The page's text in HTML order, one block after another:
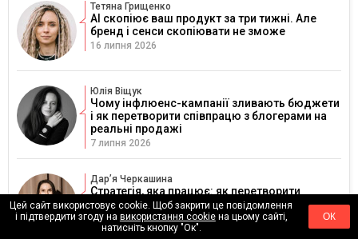
Тетяна Грищенко
AI скопіює ваш продукт за три тижні. Але
бренд і сенси скопіювати не зможе
16 липня 2026
Юлія Віщук
Чому інфлюенс-кампанії зливають бюджети
і як перетворити співпрацю з блогерами на
реальні продажі
7 липня 2026
Дарʼя Черкашина
Стратегія, яка працює: як перетворити
креатив і контент на бізнес-результат
6 липня 2026
Цей сайт використовує cookie. Щоб закрити це повідомлення
і підтвердити згоду на використання cookieна цьому сайті,
натисніть кнопку "Ок".
ОК